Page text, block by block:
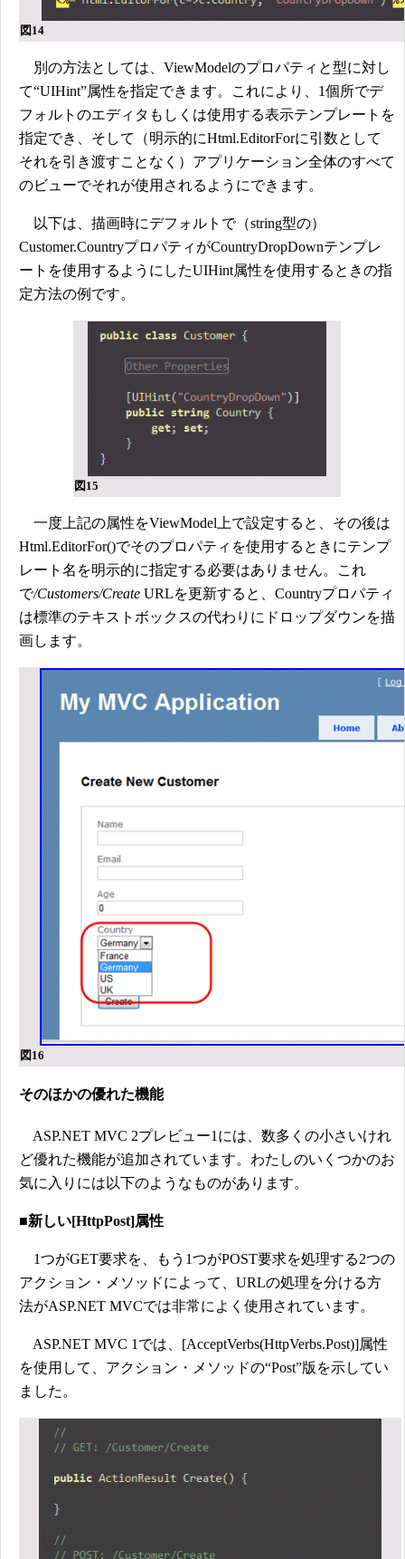
図14
別の方法としては、ViewModelのプロパティと型に対し
て“UIHint”属性を指定できます。これにより、1個所でデ
フォルトのエディタもしくは使用する表示テンプレートを
指定でき、そして（明示的にHtml.EditorForに引数として
それを引き渡すことなく）アプリケーション全体のすべて
のビューでそれが使用されるようにできます。
以下は、描画時にデフォルトで（string型の）
Customer.CountryプロパティがCountryDropDownテンプレ
ートを使用するようにしたUIHint属性を使用するときの指
定方法の例です。
図15
一度上記の属性をViewModel上で設定すると、その後は
Html.EditorFor()でそのプロパティを使用するときにテンプ
レート名を明示的に指定する必要はありません。これ
で/Customers/Create URLを更新すると、Countryプロパティ
は標準のテキストボックスの代わりにドロップダウンを描
画します。
図16
そのほかの優れた機能
ASP.NET MVC 2プレビュー1には、数多くの小さいけれ
ど優れた機能が追加されています。わたしのいくつかのお
気に入りには以下のようなものがあります。
■新しい[HttpPost]属性
1つがGET要求を、もう1つがPOST要求を処理する2つの
アクション・メソッドによって、URLの処理を分ける方
法がASP.NET MVCでは非常によく使用されています。
ASP.NET MVC 1では、[AcceptVerbs(HttpVerbs.Post)]属性
を使用して、アクション・メソッドの“Post”版を示してい
ました。